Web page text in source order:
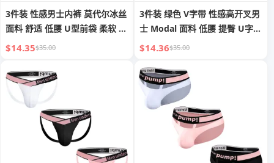
3件装 性感男士内裤 莫代尔冰丝
面料 舒适 低腰 U型前袋 柔软 透
气 提臀 时尚内裤
$14.35$35.00
3件装 绿色 V字带 性感高开叉男
士 Modal 面料 低腰 提臀 U字凸
形 运动健身 包臀三角裤
$14.36$35.00